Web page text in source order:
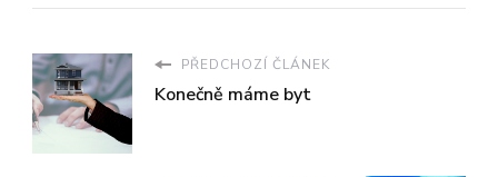
PŘEDCHOZÍ ČLÁNEK
Konečně máme byt